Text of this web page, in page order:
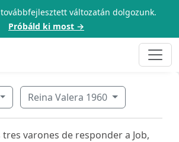
változatán dolgozunk.
Próbáld ki most →
Reina Valera 1960
varones de responder a Job,